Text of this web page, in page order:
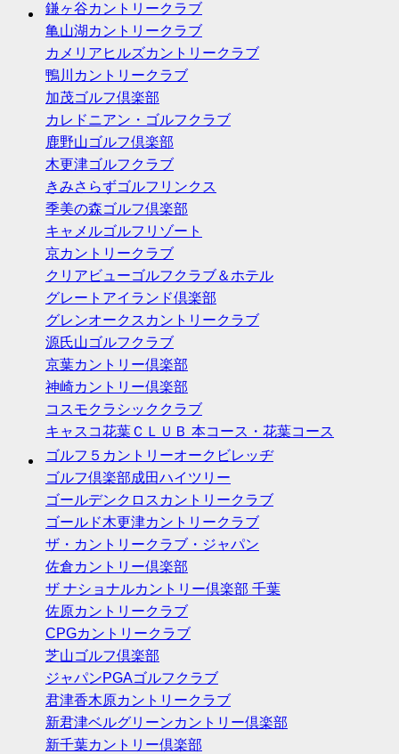
鎌ヶ谷カントリークラブ
亀山湖カントリークラブ
カメリアヒルズカントリークラブ
鴨川カントリークラブ
加茂ゴルフ倶楽部
カレドニアン・ゴルフクラブ
鹿野山ゴルフ倶楽部
木更津ゴルフクラブ
きみさらずゴルフリンクス
季美の森ゴルフ倶楽部
キャメルゴルフリゾート
京カントリークラブ
クリアビューゴルフクラブ＆ホテル
グレートアイランド倶楽部
グレンオークスカントリークラブ
源氏山ゴルフクラブ
京葉カントリー倶楽部
神崎カントリー倶楽部
コスモクラシッククラブ
キャスコ花葉ＣＬＵＢ 本コース・花葉コース
ゴルフ５カントリーオークビレッヂ
ゴルフ倶楽部成田ハイツリー
ゴールデンクロスカントリークラブ
ゴールド木更津カントリークラブ
ザ・カントリークラブ・ジャパン
佐倉カントリー倶楽部
ザ ナショナルカントリー倶楽部 千葉
佐原カントリークラブ
CPGカントリークラブ
芝山ゴルフ倶楽部
ジャパンPGAゴルフクラブ
君津香木原カントリークラブ
新君津ベルグリーンカントリー倶楽部
新千葉カントリー倶楽部